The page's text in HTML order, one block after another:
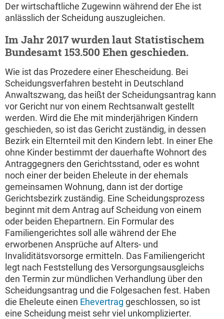
Der wirtschaftliche Zugewinn während der Ehe ist
anlässlich der Scheidung auszugleichen.
Im Jahr 2017 wurden laut Statistischem
Bundesamt 153.500 Ehen geschieden.
Wie ist das Prozedere einer Ehescheidung. Bei
Scheidungsverfahren besteht in Deutschland
Anwaltszwang, das heißt der Scheidungsantrag kann
vor Gericht nur von einem Rechtsanwalt gestellt
werden. Wird die Ehe mit minderjährigen Kindern
geschieden, so ist das Gericht zuständig, in dessen
Bezirk ein Elternteil mit den Kindern lebt. In einer Ehe
ohne Kinder bestimmt der dauerhafte Wohnort des
Antraggegners den Gerichtsstand, oder es wohnt
noch einer der beiden Eheleute in der ehemals
gemeinsamen Wohnung, dann ist der dortige
Gerichtsbezirk zuständig. Eine Scheidungsprozess
beginnt mit dem Antrag auf Scheidung von einem
oder beiden Ehepartnern. Ein Formular des
Familiengerichtes soll alle während der Ehe
erworbenen Ansprüche auf Alters- und
Invaliditätsvorsorge ermitteln. Das Familiengericht
legt nach Feststellung des Versorgungsausgleichs
den Termin zur mündlichen Verhandlung über den
Scheidungsantrag und die Folgesachen fest. Haben
die Eheleute einen Ehevertrag geschlossen, so ist
eine Scheidung meist sehr viel unkomplizierter.